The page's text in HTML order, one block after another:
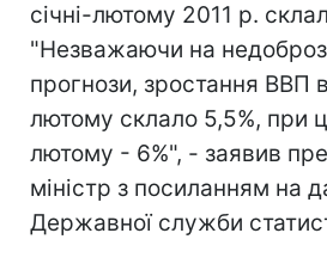
січні-лютому 2011 р.
"Незважаючи на
прогнози, зростання ВВП в
лютому склало 5,5%, при
лютому - 6%", - заявив
міністр з посиланням на
Державної служби